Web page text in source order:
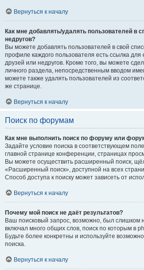
Вернуться к началу
Как мне добавлять/удалять пользователей в
недругов?
Вы можете добавлять пользователей в свой
профиле каждого пользователя есть ссылка для
друзей или недругов. Кроме того, вы можете
личного раздела, непосредственным вводом
можете также удалять пользователей из
же странице.
Вернуться к началу
Поиск по форумам
Как мне выполнить поиск по форуму или
Задайте условие поиска в соответствующем
главной странице конференции, страницах
Вы можете осуществить расширенный поиск,
«Расширенный поиск», доступной на всех
Способ доступа к поиску может зависеть от
Вернуться к началу
Почему мой поиск не даёт результатов?
Ваш поисковый запрос, возможно, был слишком
включал много общих слов, поиск по которым в
Будьте более конкретны и используйте
поиска.
Вернуться к началу